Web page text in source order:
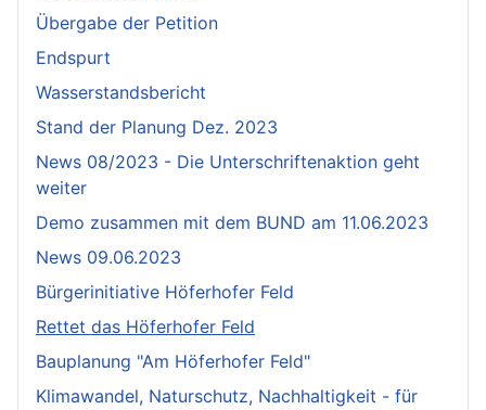
Übergabe der Petition
Endspurt
Wasserstandsbericht
Stand der Planung Dez. 2023
News 08/2023 - Die Unterschriftenaktion geht
weiter
Demo zusammen mit dem BUND am 11.06.2023
News 09.06.2023
Bürgerinitiative Höferhofer Feld
Rettet das Höferhofer Feld
Bauplanung "Am Höferhofer Feld"
Klimawandel, Naturschutz, Nachhaltigkeit - für